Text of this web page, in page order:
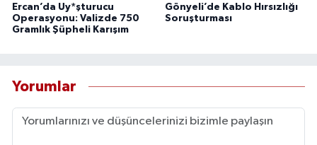
Ercan’da Uy*şturucu
Operasyonu: Valizde 750
Gramlık Şüpheli Karışım
Gönyeli’de Kablo Hırsızlığı
Soruşturması
Yorumlar